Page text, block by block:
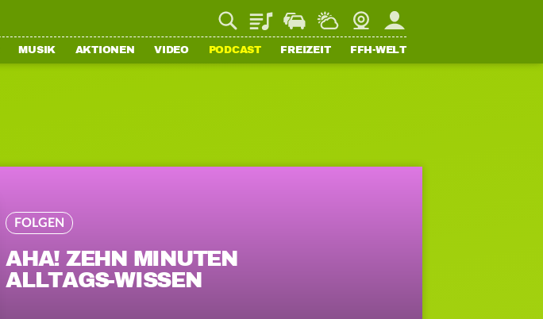
PlaylistStaupilotWetterWebcamMein FFH
MUSIK AKTIONEN VIDEO PODCAST FREIZEIT FFH-WELT
FOLGEN
AHA! ZEHN MINUTEN
ALLTAGS-WISSEN